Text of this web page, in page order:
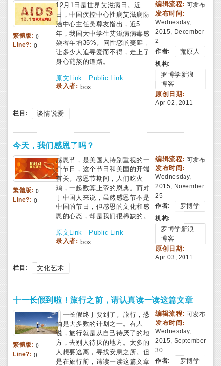
繁體版: 0
Line?:0
12月1日是世界艾滋病日。近
日，中国疾控中心性病艾滋病防
治中心主任吴尊友指出，近5
年，我国大中学生艾滋病病毒感
染者年增35%。同性恋的蔓延，
让多少人追寻爱而不得，走上了
身心煎熬的道路。
原文Link
Public Link
录入者:box
编辑流程: 可发布
发布时间:
Wednesday,
2015, December
2
作者:
荒原人
机构:
罗博学新浪
博客
原创日期:
Apr 02, 2011
栏目:
谈情说爱
今天，我们感恩了吗？
繁體版: 0
Line?:0
感恩节，是美国人特别重视的一
个节日，这个节日和美国的开端
有关。感恩节期间，人们吃火
鸡，一起数算上帝的恩典。而对
于中国人来说，虽然感恩节不是
中国的节日，但感恩的文化和感
恩的心态，却是我们很稀缺的。
原文Link
Public Link
录入者:box
编辑流程: 可发布
发布时间:
Wednesday,
2015, November
25
作者:
罗博学
机构:
罗博学新浪
博客
原创日期:
Apr 03, 2011
栏目:
文化艺术
十一长假到啦！旅行之前，请认真读一读这篇文章
繁體版: 0
Line?:0
十一长假终于要到了。旅行，恐
怕是大多数的计划之一。有人
说，旅行就是从自己待厌了的地
方，去别人待厌的地方。太多的
人想要逃离，寻找安息之所。但
是在旅行前，请读一读这篇文章
编辑流程: 可发布
发布时间:
Wednesday,
2015, September
30
作者:
罗博学